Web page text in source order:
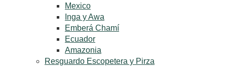
Mexico
Inga y Awa
Emberá Chamí
Ecuador
Amazonia
Resguardo Escopetera y Pirza